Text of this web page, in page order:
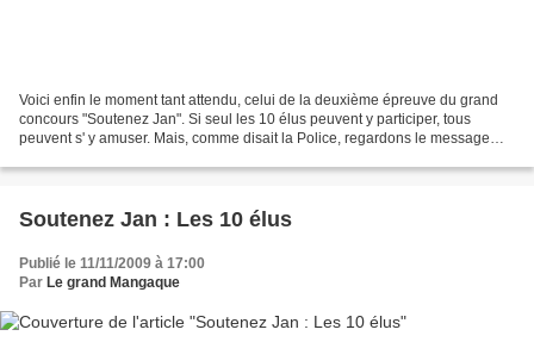
Voici enfin le moment tant attendu, celui de la deuxième épreuve du grand
concours "Soutenez Jan". Si seul les 10 élus peuvent y participer, tous
peuvent s' y amuser. Mais, comme disait la Police, regardons le message
Soutenez Jan : Les 10 élus
Publié le 11/11/2009 à 17:00
Par Le grand Mangaque